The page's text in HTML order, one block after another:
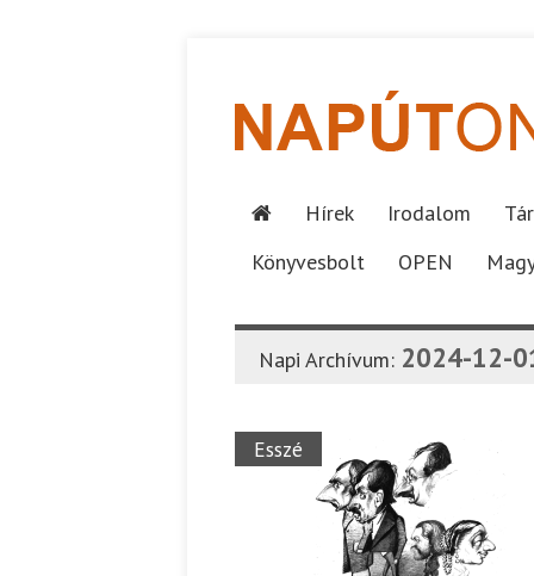
Hírek Irodalom
Könyvesbolt
OPEN
Napi Archívum: 2024-12-
Esszé